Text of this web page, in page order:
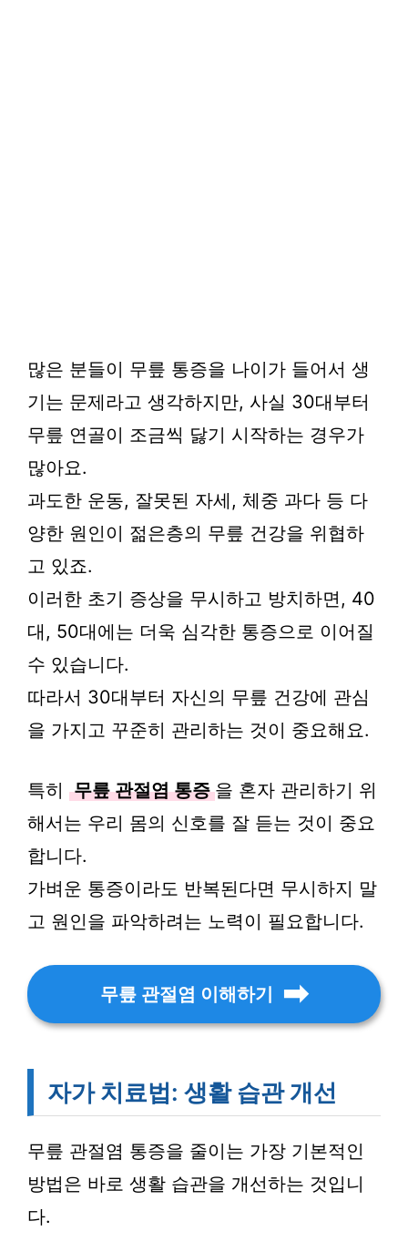
많은 분들이 무릎 통증을 나이가 들어서 생
기는 문제라고 생각하지만, 사실 30대부터
무릎 연골이 조금씩 닳기 시작하는 경우가
많아요.
과도한 운동, 잘못된 자세, 체중 과다 등 다
양한 원인이 젊은층의 무릎 건강을 위협하
고 있죠.
이러한 초기 증상을 무시하고 방치하면, 40
대, 50대에는 더욱 심각한 통증으로 이어질
수 있습니다.
따라서 30대부터 자신의 무릎 건강에 관심
을 가지고 꾸준히 관리하는 것이 중요해요.
특히 무릎 관절염 통증 을 혼자 관리하기 위
해서는 우리 몸의 신호를 잘 듣는 것이 중요
합니다.
가벼운 통증이라도 반복된다면 무시하지 말
고 원인을 파악하려는 노력이 필요합니다.
무릎 관절염 이해하기
자가 치료법: 생활 습관 개선
무릎 관절염 통증을 줄이는 가장 기본적인
방법은 바로 생활 습관을 개선하는 것입니
다.